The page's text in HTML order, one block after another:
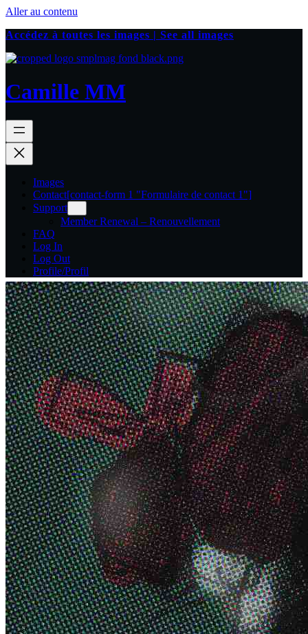
Aller au contenu
Accédez à toutes les images | See all images
Camille MM
Images
Contact[contact-form 1 "Formulaire de contact 1"]
Support
Member Renewal – Renouvellement
FAQ
Log In
Log Out
Profile/Profil